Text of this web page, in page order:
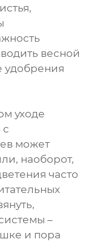
весной
удобрения
уходе
с
может
наоборот,
часто
–
и пора